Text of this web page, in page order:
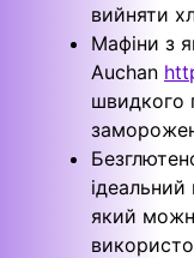
вийняти
Мафіни з
Auchan
швидкого
ідеальний
який